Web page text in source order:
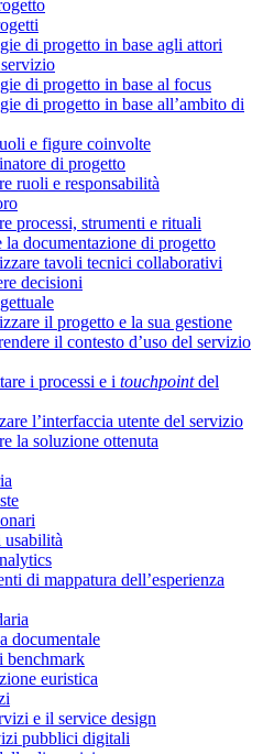
di progetto in base agli attori
di progetto in base al focus
di progetto in base all’ambito di
e figure coinvolte
di progetto
ruoli e responsabilità
processi, strumenti e rituali
la documentazione di progetto
tavoli tecnici collaborativi
decisioni
il progetto e la sua gestione
il contesto d’uso del servizio
i processi e i touchpointdel
l’interfaccia utente del servizio
la soluzione ottenuta
usabilità
di mappatura dell’esperienza
documentale
benchmark
euristica
e il service design
pubblici digitali